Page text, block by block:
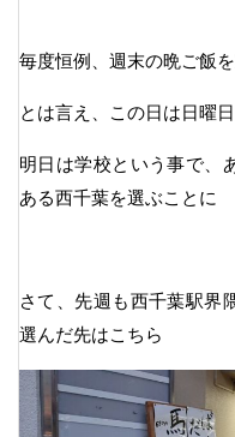
毎度恒例、週末の晩ご飯
とは言え、この日は日曜日
明日は学校という事で、
ある西千葉を選ぶことに
さて、先週も西千葉駅界
選んだ先はこちら